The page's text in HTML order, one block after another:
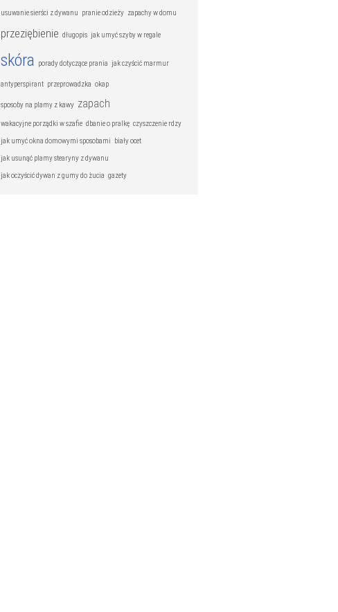
usuwanie sierści z dywanu pranie odzieży zapachy w domu
przeziębienie długopis jak umyć szyby w regale
skóra porady dotyczące prania jak czyścić marmur
antyperspirant przeprowadzka okap
sposoby na plamy z kawy zapach
wakacyjne porządki w szafie dbanie o pralkę czyszczenie rdzy
jak umyć okna domowymi sposobami biały ocet
jak usunąć plamy stearyny z dywanu
jak oczyścić dywan z gumy do żucia gazety